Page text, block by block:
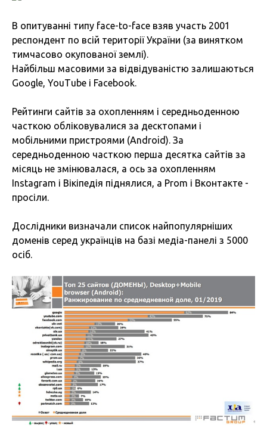
В опитуванні типу face-to-face взяв участь 2001
респондент по всій території України (за винятком
тимчасово окупованої землі).
Найбільш масовими за відвідуваністю залишаються
Google, YouТube і Facebook.
Рейтинги сайтів за охопленням і середньоденною
часткою обліковувалися за десктопами і
мобільними пристроями (Android). За
середньоденною часткою перша десятка сайтів за
місяць не змінювалася, а ось за охопленням
Instagram і Вікіпедія піднялися, а Prom і Вконтакте -
просіли.
Дослідники визначали список найпопулярніших
доменів серед українців на базі медіа-панелі з 5000
осіб.